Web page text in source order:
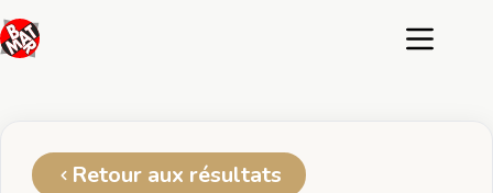
au
contenu
Retour aux résultats